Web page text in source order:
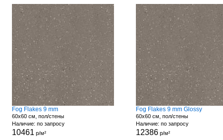
Fog Flakes 9 mm
60x60 см, пол/стены
Наличие: по запросу
10461 р/м²
Fog Flakes 9 mm Glossy
60x60 см, пол/стены
Наличие: по запросу
12386р/м²